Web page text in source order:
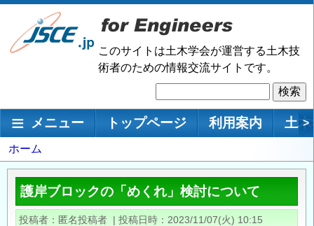
メ
ン
移
このサイトは土木学会が運営する土木技
術者のための情報交流サイトです。
索
メインナビゲーション
メニュー トップページ 利用案内 土 >
パ
ン
く
ず
ホーム
護岸ブロックの「めくれ」検討について
投稿者 匿名投稿者 | 投稿日時
2023/11/07(火) 10:15